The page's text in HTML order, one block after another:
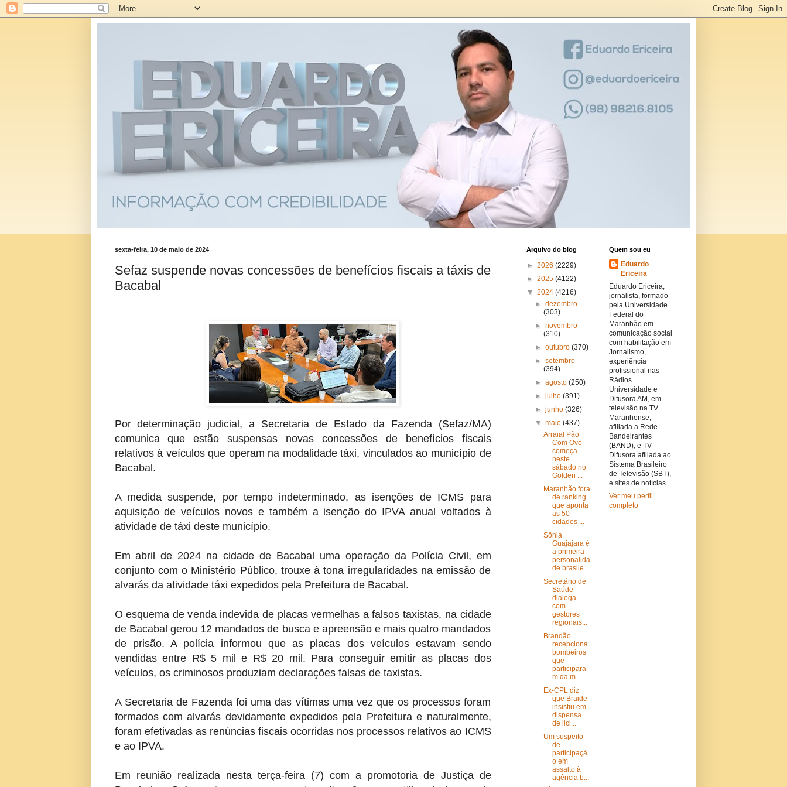
sexta-feira, 10 de maio de 2024
Sefaz suspende novas concessões de benefícios fiscais a táxis de
Bacabal
Por determinação judicial, a Secretaria de Estado da Fazenda (Sefaz/MA)
comunica que estão suspensas novas concessões de benefícios fiscais
relativos à veículos que operam na modalidade táxi, vinculados ao município de
Bacabal.
A medida suspende, por tempo indeterminado, as isenções de ICMS para
aquisição de veículos novos e também a isenção do IPVA anual voltados à
atividade de táxi deste município.
Em abril de 2024 na cidade de Bacabal uma operação da Polícia Civil, em
conjunto com o Ministério Público, trouxe à tona irregularidades na emissão de
alvarás da atividade táxi expedidos pela Prefeitura de Bacabal.
O esquema de venda indevida de placas vermelhas a falsos taxistas, na cidade
de Bacabal gerou 12 mandados de busca e apreensão e mais quatro mandados
de prisão. A polícia informou que as placas dos veículos estavam sendo
vendidas entre R$ 5 mil e R$ 20 mil. Para conseguir emitir as placas dos
veículos, os criminosos produziam declarações falsas de taxistas.
A Secretaria de Fazenda foi uma das vítimas uma vez que os processos foram
formados com alvarás devidamente expedidos pela Prefeitura e naturalmente,
foram efetivadas as renúncias fiscais ocorridas nos processos relativos ao ICMS
e ao IPVA.
Em reunião realizada nesta terça-feira (7) com a promotoria de Justiça de
Arquivo do blog
► 2026 (2229)
► 2025 (4122)
▼ 2024 (4216)
► dezembro
(303)
► novembro
(310)
► outubro (370)
► setembro
(394)
► agosto (250)
► julho (391)
► junho (326)
▼ maio (437)
Arraial Pão
Com Ovo
começa
neste
sábado no
Golden ...
Maranhão fora
de ranking
que aponta
as 50
cidades ...
Sônia
Guajajara é
a primeira
personalida
de brasile...
Secretário de
Saúde
dialoga
com
gestores
regionais...
Brandão
recepciona
bombeiros
que
participara
m da m...
Ex-CPL diz
que Braide
insistiu em
dispensa
de lici...
Um suspeito
de
participaçã
o em
assalto à
agência b...
Quem sou eu
Eduardo
Ericeira
Eduardo Ericeira,
jornalista, formado
pela Universidade
Federal do
Maranhão em
comunicação social
com habilitação em
Jornalismo,
experiência
profissional nas
Rádios
Universidade e
Difusora AM, em
televisão na TV
Maranhense,
afiliada a Rede
Bandeirantes
(BAND), e TV
Difusora afiliada ao
Sistema Brasileiro
de Televisão (SBT),
e sites de notícias.
Ver meu perfil
completo